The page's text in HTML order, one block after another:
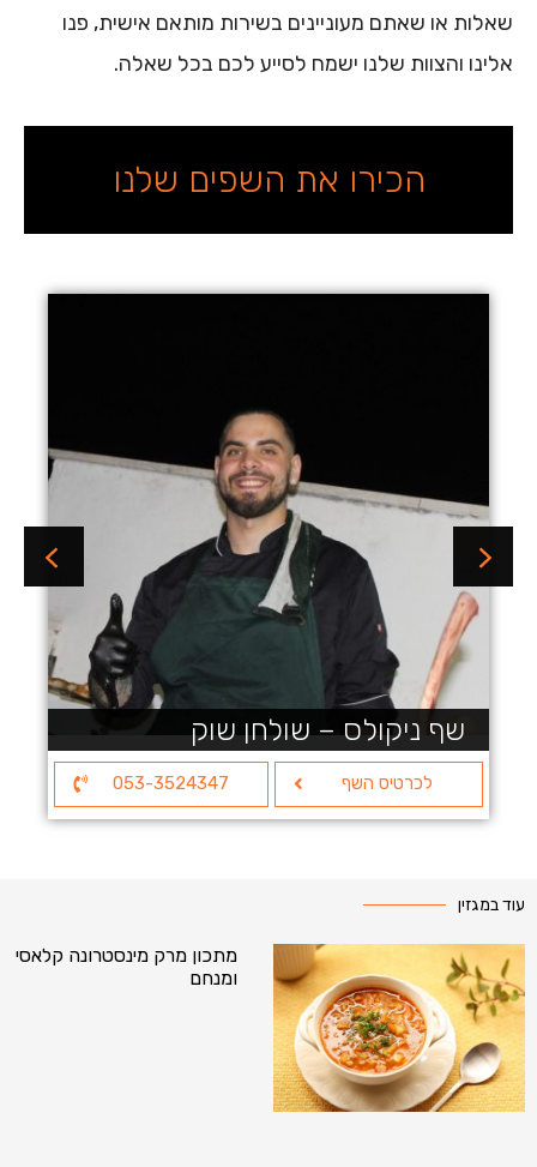
שאלות או שאתם מעוניינים בשירות מותאם אישית, פנו
אלינו והצוות שלנו ישמח לסייע לכם בכל שאלה.
הכירו את השפים שלנו
שף ניקולס – שולחן שוק
לכרטיס השף 053-3524347
עוד במגזין
מתכון מרק מינסטרונה קלאסי
ומנחם